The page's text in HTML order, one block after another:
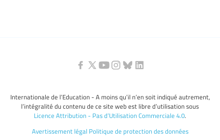
Internationale de l’Education - A moins qu’il n’en soit indiqué autrement,
l’intégralité du contenu de ce site web est libre d’utilisation sous
Licence Attribution - Pas d’Utilisation Commerciale 4.0.
Avertissement légal Politique de protection des données